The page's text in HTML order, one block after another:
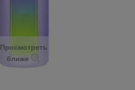
Просмотреть
ближе